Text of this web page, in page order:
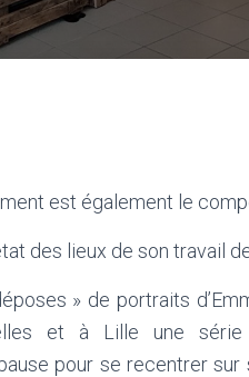
est également le
des lieux de son travail
» de portraits
et à Lille une série
pour se recentrer